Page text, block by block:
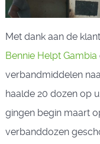
Met dank aan de
Bennie Helpt Gambia
verbandmiddelen
haalde 20 dozen op
gingen begin maart
verbanddozen